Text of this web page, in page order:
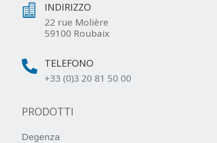
 INDIRIZZO
22 rue Molière
59100 Roubaix
 TELEFONO
+33 (0)3 20 81 50 00
PRODOTTI
Degenza